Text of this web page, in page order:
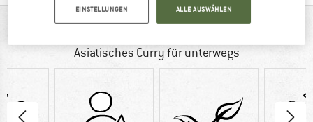
AUF EINEN BLICK
Asiatisches Curry für unterwegs
EINSTELLUNGEN ALLE AUSWÄHLEN